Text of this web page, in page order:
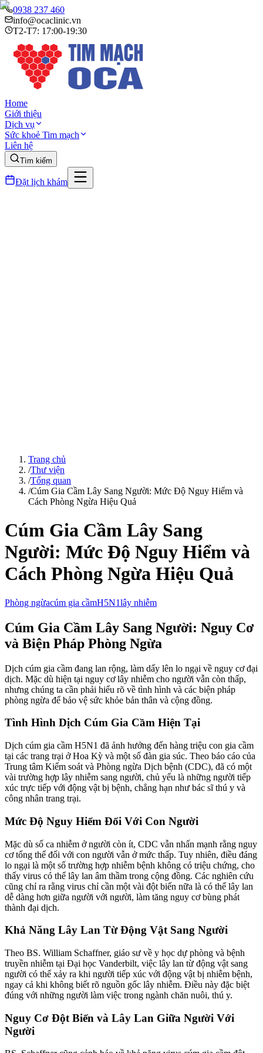
0938 237 460
info@ocaclinic.vn
T2-T7: 17:00-19:30
Home
Giới thiệu
Dịch vụ
Sức khoẻ Tim mạch
Liên hệ
Tìm kiếm
Đặt lịch khám
Trang chủ
/Thư viện
/Tổng quan
/Cúm Gia Cầm Lây Sang Người: Mức Độ Nguy Hiểm và
Cách Phòng Ngừa Hiệu Quả
Cúm Gia Cầm Lây Sang
Người: Mức Độ Nguy Hiểm và
Cách Phòng Ngừa Hiệu Quả
Phòng ngừacúm gia cầmH5N1lây nhiễm
Cúm Gia Cầm Lây Sang Người: Nguy Cơ
và Biện Pháp Phòng Ngừa
Dịch cúm gia cầm đang lan rộng, làm dấy lên lo ngại về nguy cơ đại
dịch. Mặc dù hiện tại nguy cơ lây nhiễm cho người vẫn còn thấp,
nhưng chúng ta cần phải hiểu rõ về tình hình và các biện pháp
phòng ngừa để bảo vệ sức khỏe bản thân và cộng đồng.
Tình Hình Dịch Cúm Gia Cầm Hiện Tại
Dịch cúm gia cầm H5N1 đã ảnh hưởng đến hàng triệu con gia cầm
tại các trang trại ở Hoa Kỳ và một số đàn gia súc. Theo báo cáo của
Trung tâm Kiểm soát và Phòng ngừa Dịch bệnh (CDC), đã có một
vài trường hợp lây nhiễm sang người, chủ yếu là những người tiếp
xúc trực tiếp với động vật bị bệnh, chẳng hạn như bác sĩ thú y và
công nhân trang trại.
Mức Độ Nguy Hiểm Đối Với Con Người
Mặc dù số ca nhiễm ở người còn ít, CDC vẫn nhấn mạnh rằng nguy
cơ tổng thể đối với con người vẫn ở mức thấp. Tuy nhiên, điều đáng
lo ngại là một số trường hợp nhiễm bệnh không có triệu chứng, cho
thấy virus có thể lây lan âm thầm trong cộng đồng. Các nghiên cứu
cũng chỉ ra rằng virus chỉ cần một vài đột biến nữa là có thể lây lan
dễ dàng hơn giữa người với người, làm tăng nguy cơ bùng phát
thành đại dịch.
Khả Năng Lây Lan Từ Động Vật Sang Người
Theo BS. William Schaffner, giáo sư về y học dự phòng và bệnh
truyền nhiễm tại Đại học Vanderbilt, việc lây lan từ động vật sang
người có thể xảy ra khi người tiếp xúc với động vật bị nhiễm bệnh,
ngay cả khi không biết rõ nguồn gốc lây nhiễm. Điều này đặc biệt
đúng với những người làm việc trong ngành chăn nuôi, thú y.
Nguy Cơ Đột Biến và Lây Lan Giữa Người Với
Người